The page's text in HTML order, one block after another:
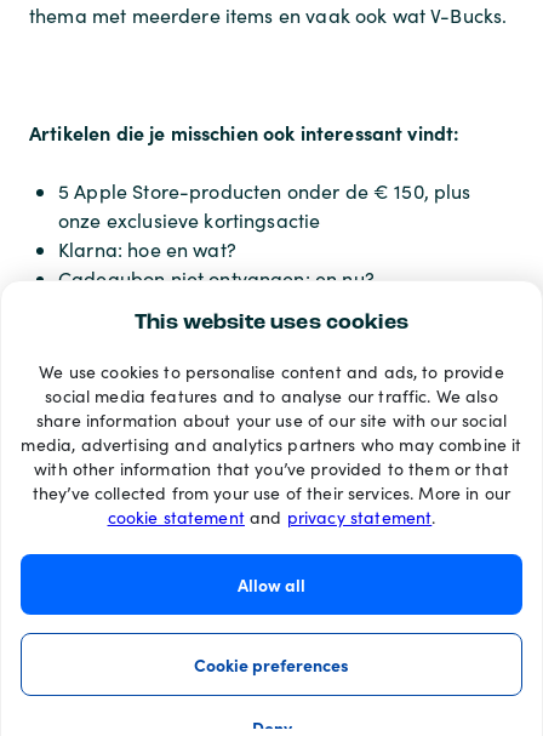
This website uses cookies
We use cookies to personalise content and ads, to provide
social media features and to analyse our traffic. We also
share information about your use of our site with our social
media, advertising and analytics partners who may combine it
with other information that you’ve provided to them or that
they’ve collected from your use of their services. More in our
cookie statementand privacy statement.
Allow all
Cookie preferences
Deny
thema met meerdere items en vaak ook wat V-Bucks.
Artikelen die je misschien ook interessant vindt:
5 Apple Store-producten onder de € 150, plus
onze exclusieve kortingsactie
Klarna: hoe en wat?
Cadeaubon niet ontvangen: en nu?
Betaalmethoden
©2026 Recharge.com